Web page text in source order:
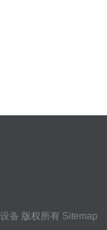
备 版权所有 Sitemap